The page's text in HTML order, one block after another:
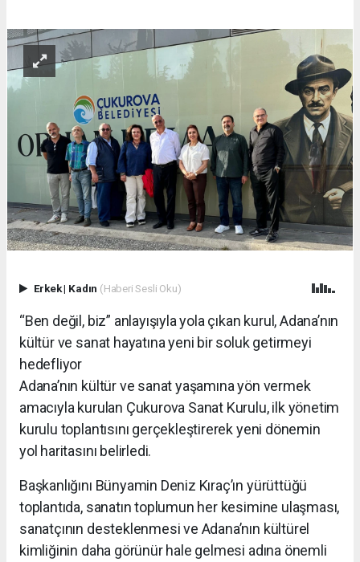
Erkek| Kadın (Haberi Sesli Oku)
“Ben değil, biz” anlayışıyla yola çıkan kurul, Adana’nın
kültür ve sanat hayatına yeni bir soluk getirmeyi
hedefliyor
Adana’nın kültür ve sanat yaşamına yön vermek
amacıyla kurulan Çukurova Sanat Kurulu, ilk yönetim
kurulu toplantısını gerçekleştirerek yeni dönemin
yol haritasını belirledi.
Başkanlığını Bünyamin Deniz Kıraç’ın yürüttüğü
toplantıda, sanatın toplumun her kesimine ulaşması,
sanatçının desteklenmesi ve Adana’nın kültürel
kimliğinin daha görünür hale gelmesi adına önemli